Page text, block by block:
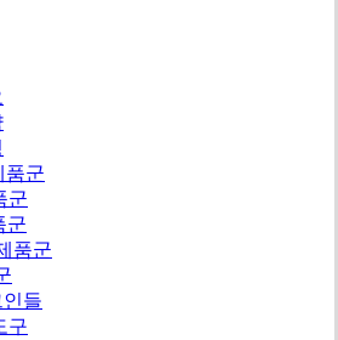
품군
군
군
품군
들
구